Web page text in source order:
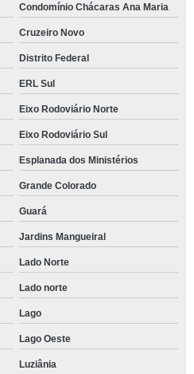
Condomínio Chácaras Ana Maria
Cruzeiro Novo
Distrito Federal
ERL Sul
Eixo Rodoviário Norte
Eixo Rodoviário Sul
Esplanada dos Ministérios
Grande Colorado
Guará
Jardins Mangueiral
Lado Norte
Lado norte
Lago
Lago Oeste
Luziânia